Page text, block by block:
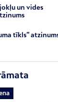
un vides
tīkls”